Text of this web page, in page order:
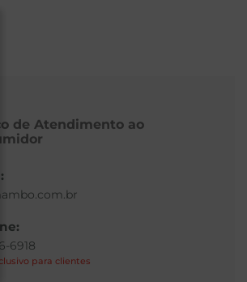
de Atendimento ao
6918
para clientes